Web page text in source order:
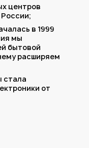
центров
в 1999
мы
бытовой
расширяем
стала
от